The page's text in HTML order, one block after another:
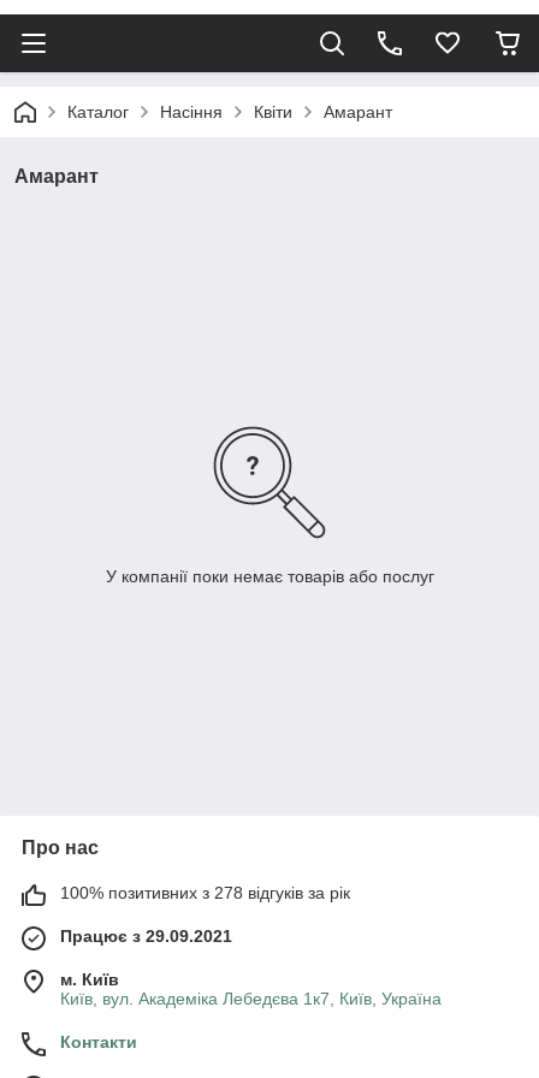
Каталог Насіння Квіти Амарант
Амарант
У компанії поки немає товарів або послуг
Про нас
100% позитивних з 278 відгуків за рік
Працює з 29.09.2021
м. Київ
Київ, вул. Академіка Лебедєва 1к7, Київ, Україна
Контакти